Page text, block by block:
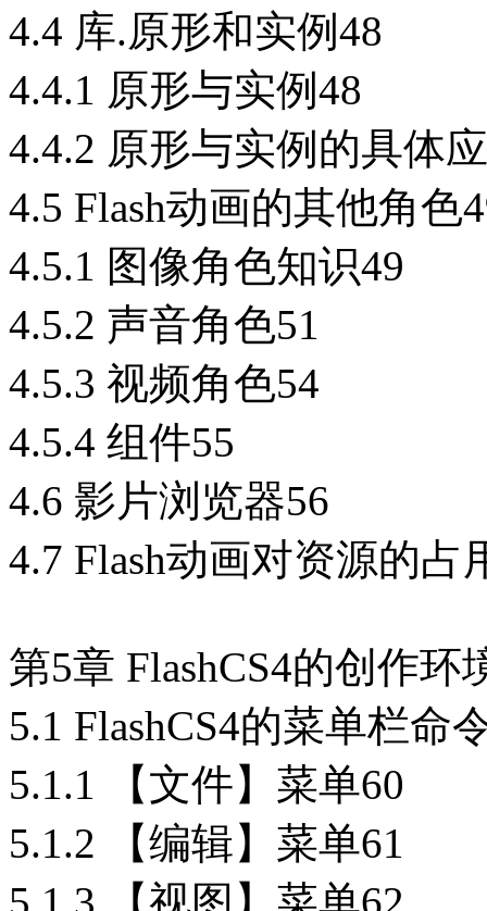
4.4 库.原形和实例48
4.4.1 原形与实例48
4.4.2 原形与实例的具体
4.5 Flash动画的其他角色
4.5.1 图像角色知识49
4.5.2 声音角色51
4.5.3 视频角色54
4.5.4 组件55
4.6 影片浏览器56
4.7 Flash动画对资源的占
第5章 FlashCS4的创作环
5.1 FlashCS4的菜单栏命
5.1.1 【文件】菜单60
5.1.2 【编辑】菜单61